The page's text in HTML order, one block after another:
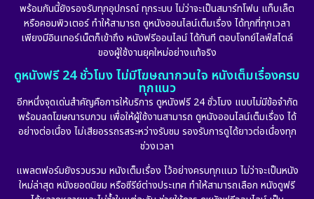
พร้อมกันนี้ยังรองรับทุกอุปกรณ์ ทุกระบบ ไม่ว่าจะเป็นสมาร์ทโฟน แท็บเล็ต
หรือคอมพิวเตอร์ ทำให้สามารถ ดูหนังออนไลน์เต็มเรื่อง ได้ทุกที่ทุกเวลา
เพียงมีอินเทอร์เน็ตก็เข้าถึง หนังฟรีออนไลน์ ได้ทันที ตอบโจทย์ไลฟ์สไตล์
ของผู้ใช้งานยุคใหม่อย่างแท้จริง
ดูหนังฟรี 24 ชั่วโมง ไม่มีโฆษณากวนใจ หนังเต็มเรื่องครบ
ทุกแนว
อีกหนึ่งจุดเด่นสำคัญคือการให้บริการ ดูหนังฟรี 24 ชั่วโมง แบบไม่มีข้อจำกัด
พร้อมลดโฆษณารบกวน เพื่อให้ผู้ใช้งานสามารถ ดูหนังออนไลน์เต็มเรื่อง ได้
อย่างต่อเนื่อง ไม่เสียอรรถรสระหว่างรับชม รองรับการดูได้ยาวต่อเนื่องทุก
ช่วงเวลา
แพลตฟอร์มยังรวบรวม หนังเต็มเรื่อง ไว้อย่างครบทุกแนว ไม่ว่าจะเป็นหนัง
ใหม่ล่าสุด หนังยอดนิยม หรือซีรีย์ต่างประเทศ ทำให้สามารถเลือก หนังดูฟรี